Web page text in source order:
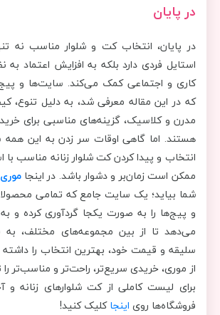
در پایان
در پایان، انتخاب کت و شلوار مناسب نه
استایل فردی دارد بلکه به افزایش اعتماد
کاری و اجتماعی کمک می‌کند. سایت‌ها و
که در این مقاله معرفی شد، به دلیل تنوع،
مدرن و کلاسیک، گزینه‌های مناسبی برای
هستند. اما گاهی اوقات سر زدن به این
انتخاب و پیدا کردن کت شلوار زنانه مناسب با
ممکن است زمان‌بر و دشوار باشد. در اینجاموری
شما بیاید؛ یک سایت جامع که تمامی
و پیج‌ها را به صورت یکجا گردآوری کرده و
می‌دهد تا از بین مجموعه‌های مختلف،
سلیقه و قیمت خود، بهترین انتخاب را داشته
از موری، خریدی سریع‌تر، راحت‌تر و مناسب‌تر را
برای لیست کاملی از کت شلوارهای زنانه
فروشگاه‌ها روی اینجاکلیک کنید!